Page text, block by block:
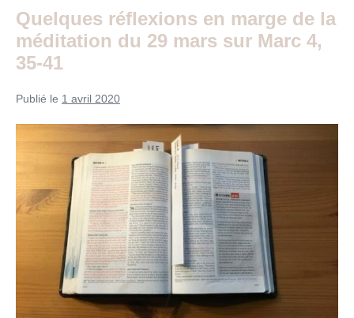
confinement
Quelques réflexions en marge de la
méditation du 29 mars sur Marc 4,
35-41
Publié le 1 avril 2020
marge
méditation